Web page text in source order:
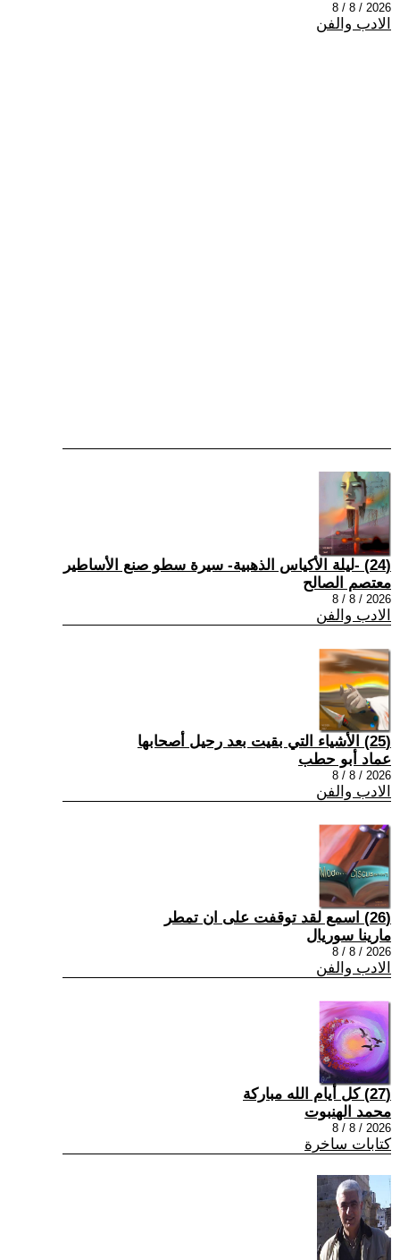
2026 / 8 / 8
الادب والفن
(24) -ليلة الأكياس الذهبية- سيرة سطو صنع الأساطير
معتصم الصالح
2026 / 8 / 8
الادب والفن
(25) الأشياء التي بقيت بعد رحيل أصحابها
عماد أبو حطب
2026 / 8 / 8
الادب والفن
(26) اسمع لقد توقفت على ان تمطر
مارينا سوريال
2026 / 8 / 8
الادب والفن
(27) كل أيام الله مباركة
محمد الهنبوت
2026 / 8 / 8
كتابات ساخرة